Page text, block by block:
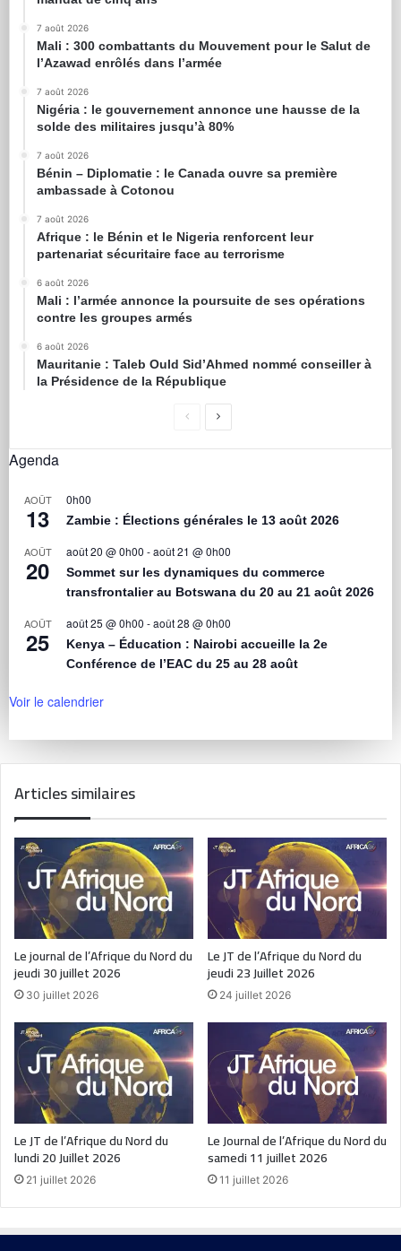
7 août 2026
Mali : 300 combattants du Mouvement pour le Salut de
l’Azawad enrôlés dans l’armée
7 août 2026
Nigéria : le gouvernement annonce une hausse de la
solde des militaires jusqu’à 80%
7 août 2026
Bénin – Diplomatie : le Canada ouvre sa première
ambassade à Cotonou
7 août 2026
Afrique : le Bénin et le Nigeria renforcent leur
partenariat sécuritaire face au terrorisme
6 août 2026
Mali : l’armée annonce la poursuite de ses opérations
contre les groupes armés
6 août 2026
Mauritanie : Taleb Ould Sid’Ahmed nommé conseiller à
la Présidence de la République
Agenda
AOÛT
13
0h00
Zambie : Élections générales le 13 août 2026
AOÛT
20
août 20 @ 0h00 -août 21 @ 0h00
Sommet sur les dynamiques du commerce
transfrontalier au Botswana du 20 au 21 août 2026
AOÛT
25
août 25 @ 0h00 -août 28 @ 0h00
Kenya – Éducation : Nairobi accueille la 2e
Conférence de l’EAC du 25 au 28 août
Voir le calendrier
Articles similaires
Le journal de l’Afrique du Nord du
jeudi 30 juillet 2026
30 juillet 2026
Le JT de l’Afrique du Nord du
jeudi 23 Juillet 2026
24 juillet 2026
Le JT de l’Afrique du Nord du
lundi 20 Juillet 2026
21 juillet 2026
Le Journal de l’Afrique du Nord du
samedi 11 juillet 2026
11 juillet 2026